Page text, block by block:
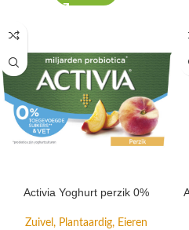
Activia Yoghurt perzik 0%
Zuivel, Plantaardig, Eieren